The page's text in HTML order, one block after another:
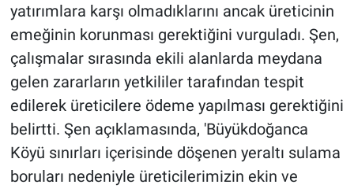
yatırımlara karşı olmadıklarını ancak üreticinin
emeğinin korunması gerektiğini vurguladı. Şen,
çalışmalar sırasında ekili alanlarda meydana
gelen zararların yetkililer tarafından tespit
edilerek üreticilere ödeme yapılması gerektiğini
belirtti. Şen açıklamasında, 'Büyükdoğanca
Köyü sınırları içerisinde döşenen yeraltı sulama
boruları nedeniyle üreticilerimizin ekin ve